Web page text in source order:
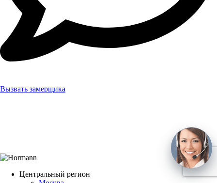
Вызвать замерщика
Центральный регион